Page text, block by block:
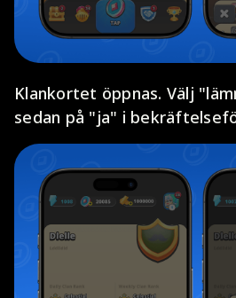
Klankortet öppnas. Välj
sedan på "ja" i